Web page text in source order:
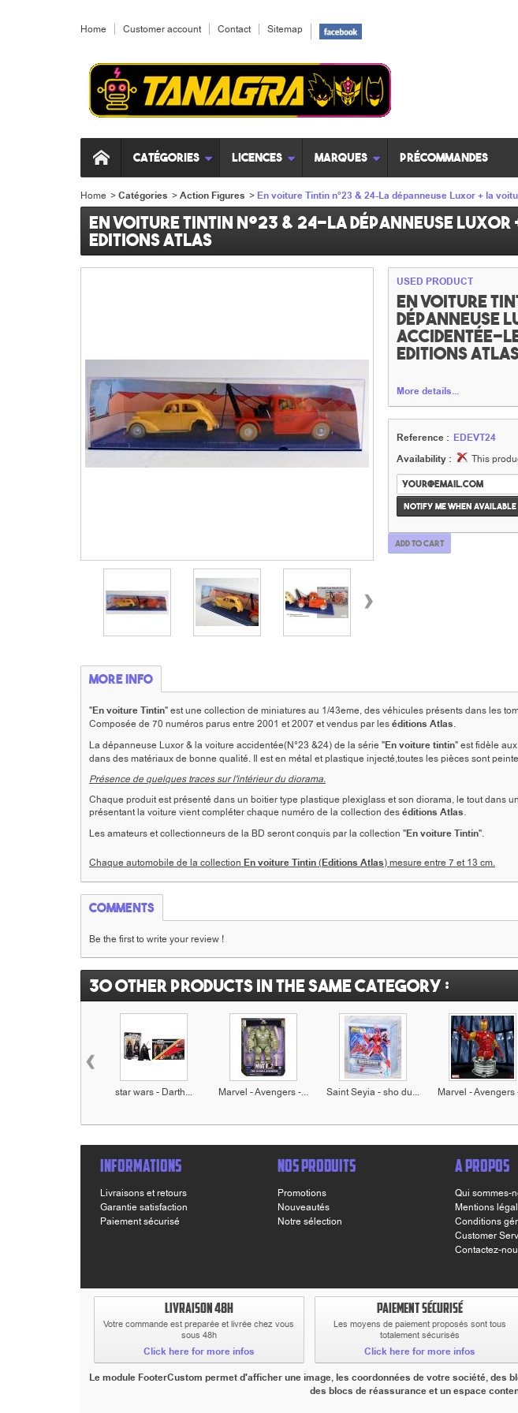
Home Customer account Contact Sitemap
Catégories Licences Marques Précommandes
Home >Catégories >Action Figures > En voiture Tintin n°23 & 24-La dépanneuse Luxor + la
En voiture Tintin n°23 & 24-La dépanneuse
Editions Atlas
›
USED PRODUCT
En voiture
dépanneuse
accidentée-
Editions
More details...
Reference : EDEVT24
Availability :
This
Notify me when available
Add to cart
More info
"En voitureTintin"est une collection de miniatures au 1/43eme, des véhicules présents dans les
Composée de 70 numéros parus entre 2001 et 2007 et vendus par leséditions Atlas.
La dépanneuse Luxor & la voiture accidentée(N°23 &24) de la série "En voiture tintin" est fidèle
dans des matériaux de bonne qualité. Il est en métal et plastique injecté,toutes les pièces sont
Présence de quelques traces sur l'intérieur du diorama.
Chaque produit est présenté dans un boitier type plastique plexiglass et son diorama, le tout dans
présentant la voiture vient compléter chaque numéro de la collection deséditions Atlas.
Les amateurs et collectionneurs de la BD seront conquis par la collection "En voiture Tintin".
Chaque automobile de la collection En voiture Tintin(Editions Atlas) mesure entre 7 et 13 cm.
Comments
Be the first to write your review !
30 other products in the same category :
star wars - Darth... Marvel - Avengers -... Saint Seyia - sho du... Marvel - Avengers
‹
INFORMATIONS
Livraisons et retours
Garantie satisfaction
Paiement sécurisé
NOS PRODUITS
Promotions
Nouveautés
Notre sélection
A PROPOS
Qui sommes-
Mentions
Conditions
Customer
Contactez-
LIVRAISON 48H
Votre commande est preparée et livrée chez vous
sous 48h
Click here for more infos
PAIEMENT SÉCURISÉ
Les moyens de paiement proposés sont tous
totalement sécurisés
Click here for more infos
Le module FooterCustom permet d'afficher une image, les coordonnées de votre société,
des blocs de réassurance et un espace